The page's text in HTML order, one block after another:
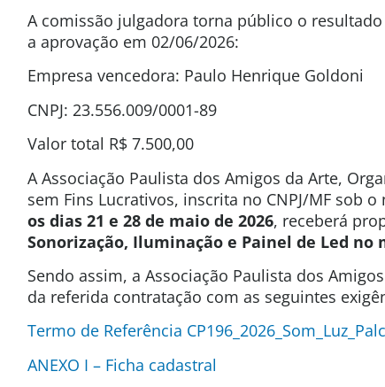
A comissão julgadora torna público o resultado
a aprovação em 02/06/2026:
Empresa vencedora: Paulo Henrique Goldoni
CNPJ: 23.556.009/0001-89
Valor total R$ 7.500,00
A Associação Paulista dos Amigos da Arte,
sem Fins Lucrativos, inscrita no CNPJ/MF sob
os dias 21 e 28 de maio de 2026, receberá
Sonorização, Iluminação e Painel de Led
Sendo assim, a Associação Paulista dos
da referida contratação com as seguintes
Termo de Referência
ANEXO I – Ficha cadastral